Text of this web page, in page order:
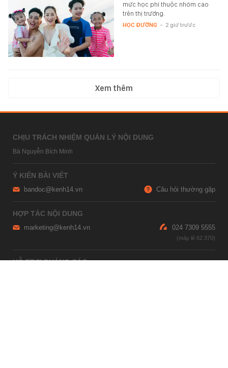
mức học phí thuộc nhóm cao
trên thị trường.
HỌC ĐƯỜNG - 2 giờ trước
Xem thêm
CHỊU TRÁCH NHIỆM QUẢN LÝ NỘI DUNG
Bà Nguyễn Bích Minh
Ý KIẾN BÀI VIẾT
bandoc@kenh14.vn Câu hỏi thường gặp
HỢP TÁC NỘI DUNG
marketing@kenh14.vn 024 7309 5555
HỖ TRỢ QUẢNG CÁO